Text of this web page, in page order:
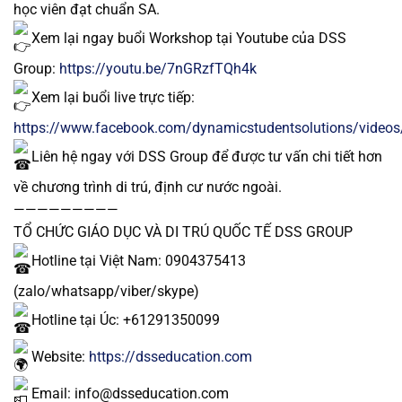
học viên đạt chuẩn SA.
Xem lại ngay buổi Workshop tại Youtube của DSS
Group: https://youtu.be/7nGRzfTQh4k
Xem lại buổi live trực tiếp:
https://www.facebook.com/dynamicstudentsolutions/
Liên hệ ngay với DSS Group để được tư vấn chi tiết hơn
về chương trình di trú, định cư nước ngoài.
—————————
TỔ CHỨC GIÁO DỤC VÀ DI TRÚ QUỐC TẾ DSS GROUP
Hotline tại Việt Nam: 0904375413
(zalo/whatsapp/viber/skype)
Hotline tại Úc: +61291350099
Website: https://dsseducation.com
Email: info@dsseducation.com